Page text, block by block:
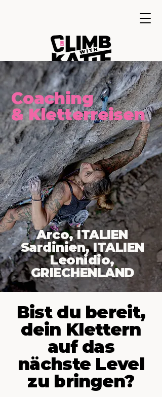
Coaching
& Kletterreisen
Arco, ITALIEN
Sardinien, ITALIEN
Leonidio,
GRIECHENLAND
Bist du bereit,
dein Klettern
auf das
nächste Level
zu bringen?